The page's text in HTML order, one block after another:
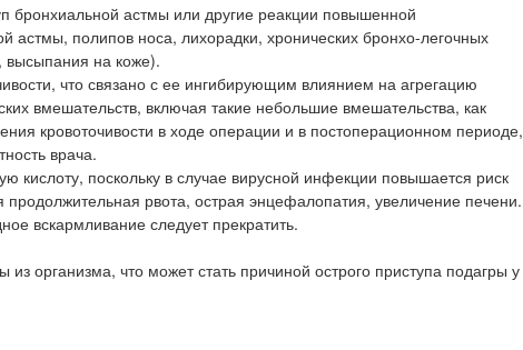
бронхиальной астмы или другие реакции повышенной
астмы, полипов носа, лихорадки, хронических бронхо-легочных
высыпания на коже).
что связано с ее ингибирующим влиянием на агрегацию
вмешательств, включая такие небольшие вмешательства, как
кровоточивости в ходе операции и в постоперационном периоде,
врача.
кислоту, поскольку в случае вирусной инфекции повышается риск
рвота, острая энцефалопатия, увеличение печени.
вскармливание следует прекратить.
организма, что может стать причиной острого приступа подагры у